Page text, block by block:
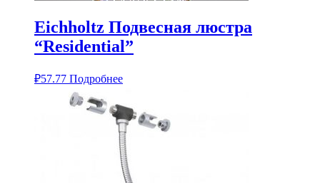
Eichholtz Подвесная люстра
“Residential”
₽57.77 Подробнее